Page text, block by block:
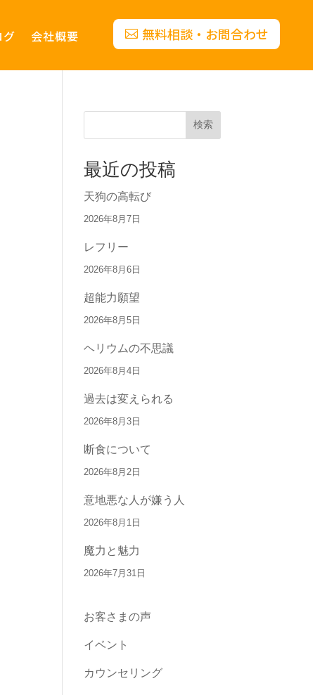
グ 会社概要 無料相談・お問合わせ
検索
最近の投稿
天狗の高転び
2026年8月7日
レフリー
2026年8月6日
超能力願望
2026年8月5日
ヘリウムの不思議
2026年8月4日
過去は変えられる
2026年8月3日
断食について
2026年8月2日
意地悪な人が嫌う人
2026年8月1日
魔力と魅力
2026年7月31日
お客さまの声
イベント
カウンセリング